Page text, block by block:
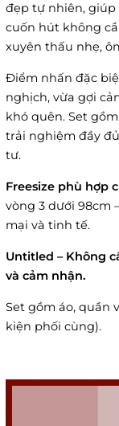
đẹp tự nhiên, giúp
cuốn hút không
xuyên thấu nhẹ,
Điểm nhấn đặc
nghịch, vừa gợi
khó quên. Set gồm
trải nghiệm đầy
tư.
Freesize phù hợp
vòng 3 dưới 98cm
mại và tinh tế.
Untitled – Không
và cảm nhận.
Set gồm áo, quần
kiện phối cùng).